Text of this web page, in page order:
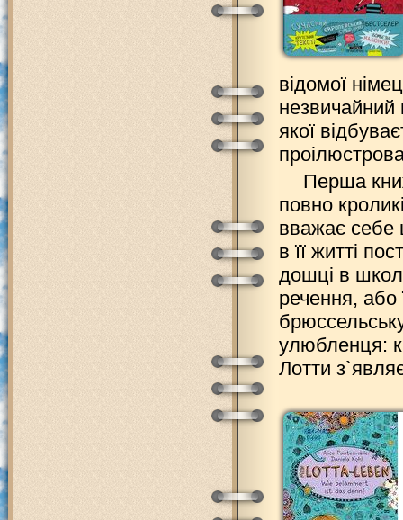
відомої
незвичайний
якої
Перша
повно
вважає себе
в її житті
дошці в
речення, або
улюбленця:
Лотти